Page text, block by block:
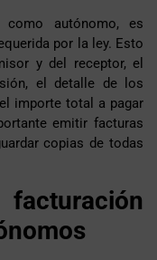
como autónomo, es
por la ley. Esto
y del receptor, el
el detalle de los
importe total a pagar
emitir facturas
copias de todas